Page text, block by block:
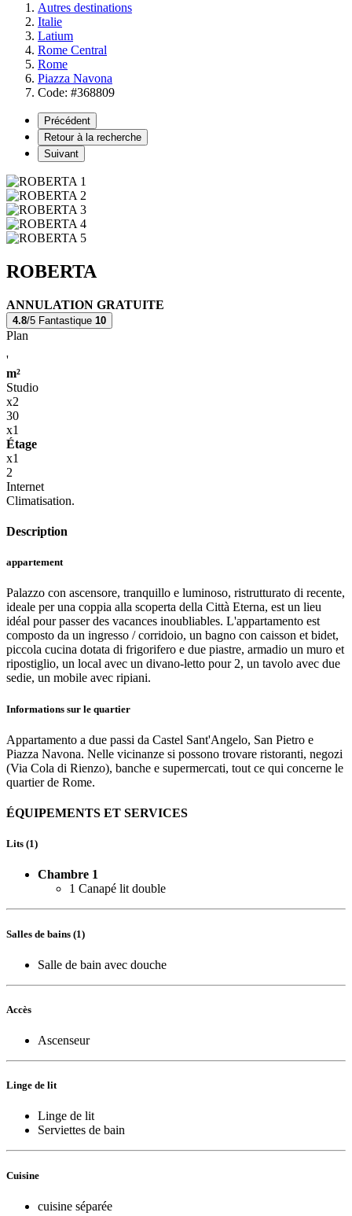
Autres destinations
Italie
Latium
Rome Central
Rome
Piazza Navona
Code: #368809
Précédent
Retour à la recherche
Suivant
ROBERTA
ANNULATION GRATUITE
4.8/5 Fantastique 10
Plan
'
m²
Studio
x2
30
x1
Étage
x1
2
Internet
Climatisation.
Description
appartement
Palazzo con ascensore, tranquillo e luminoso, ristrutturato di recente,
ideale per una coppia alla scoperta della Città Eterna, est un lieu
idéal pour passer des vacances inoubliables. L'appartamento est
composto da un ingresso / corridoio, un bagno con caisson et bidet,
piccola cucina dotata di frigorifero e due piastre, armadio un muro et
ripostiglio, un local avec un divano-letto pour 2, un tavolo avec due
sedie, un mobile avec ripiani.
Informations sur le quartier
Appartamento a due passi da Castel Sant'Angelo, San Pietro e
Piazza Navona. Nelle vicinanze si possono trovare ristoranti, negozi
(Via Cola di Rienzo), banche e supermercati, tout ce qui concerne le
quartier de Rome.
ÉQUIPEMENTS ET SERVICES
Lits (1)
Chambre 1
1 Canapé lit double
Salles de bains (1)
Salle de bain avec douche
Accès
Ascenseur
Linge de lit
Linge de lit
Serviettes de bain
Cuisine
cuisine séparée